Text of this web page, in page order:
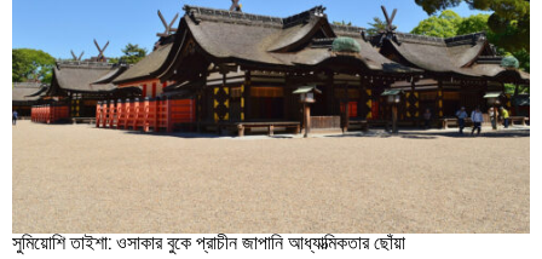
সুমিয়োশি তাইশা: ওসাকার বুকে প্রাচীন জাপানি আধ্যাত্মিকতার ছোঁয়া